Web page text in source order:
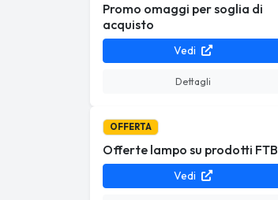
Promo omaggi per soglia di
acquisto
Vedi
Dettagli
OFFERTA
Offerte lampo su prodotti FTB
Vedi